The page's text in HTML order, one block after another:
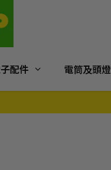
配件 電筒及頭燈
裝 只售$58｜一件即免運費！